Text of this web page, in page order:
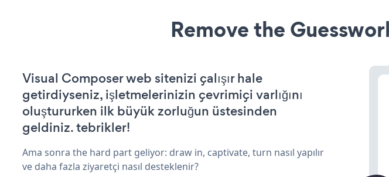
Remove the
Visual Composer web sitenizi çalışır hale
getirdiyseniz, işletmelerinizin çevrimiçi varlığını
oluştururken ilk büyük zorluğun üstesinden
geldiniz. tebrikler!
Ama sonra the hard part geliyor: draw in, captivate, turn nasıl yapılır
ve daha fazla ziyaretçi nasıl desteklenir?